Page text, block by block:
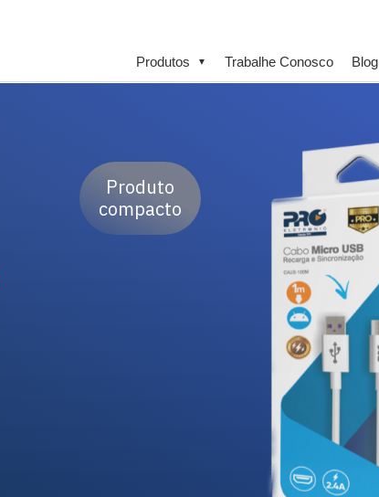
Produtos ▼ Trabalhe Conosco Blog
Produto
compacto